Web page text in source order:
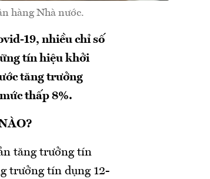
hàng Nhà nước.
19, nhiều chỉ số
tín hiệu khởi
tăng trưởng
thấp 8%.
tăng trưởng tín
trưởng tín dụng 12-